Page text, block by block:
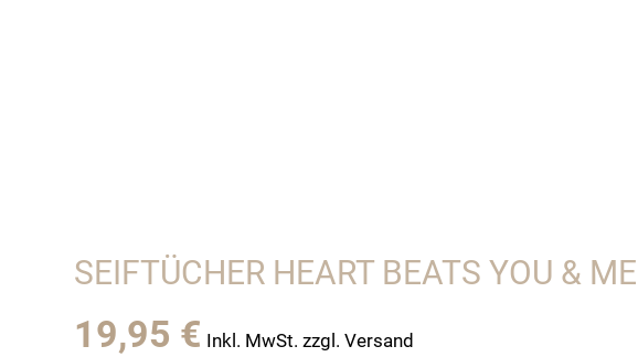
SEIFTÜCHER HEART BEATS YOU & ME
19,95 € Inkl. MwSt. zzgl. Versand